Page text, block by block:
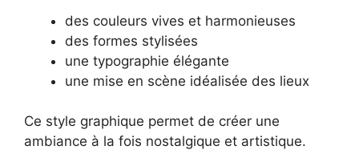
des couleurs vives et harmonieuses
des formes stylisées
une typographie élégante
une mise en scène idéalisée des lieux
Ce style graphique permet de créer une
ambiance à la fois nostalgique et artistique.